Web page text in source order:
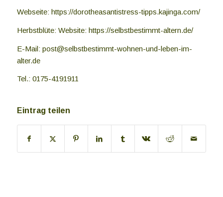
Webseite: https://dorotheasantistress-tipps.kajinga.com/
Herbstblüte: Website: https://selbstbestimmt-altern.de/
E-Mail: post@selbstbestimmt-wohnen-und-leben-im-
alter.de
Tel.: 0175-4191911
Eintrag teilen